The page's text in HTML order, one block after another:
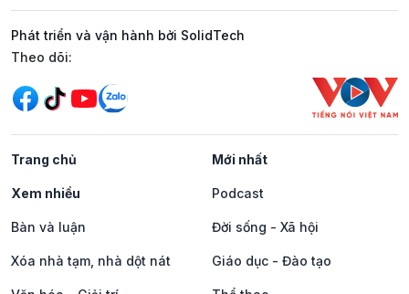
Phát triển và vận hành bởi SolidTech
Mạng xã hội
Theo dõi:
Trang chủ Mới nhất
Xem nhiều Podcast
Bàn và luận Đời sống - Xã hội
Xóa nhà tạm, nhà dột nát Giáo dục - Đào tạo